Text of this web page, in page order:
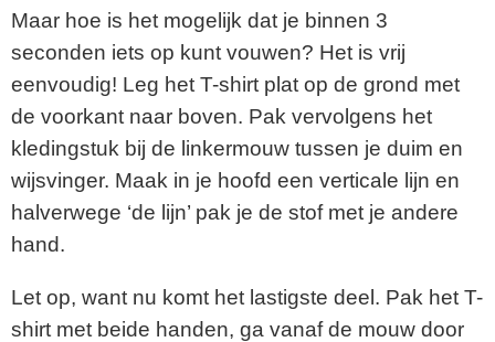
Maar hoe is het mogelijk dat je binnen 3
seconden iets op kunt vouwen? Het is vrij
eenvoudig! Leg het T-shirt plat op de grond met
de voorkant naar boven. Pak vervolgens het
kledingstuk bij de linkermouw tussen je duim en
wijsvinger. Maak in je hoofd een verticale lijn en
halverwege ‘de lijn’ pak je de stof met je andere
hand.
Let op, want nu komt het lastigste deel. Pak het T-
shirt met beide handen, ga vanaf de mouw door